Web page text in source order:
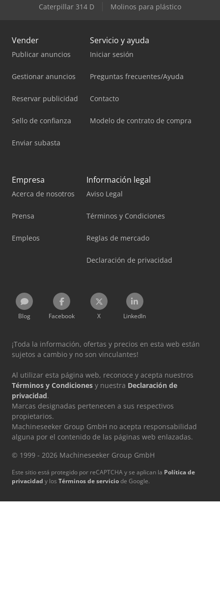
Caterpillar 314 D
Molinos para plástico
Vender
Publicar anuncios
Gestionar anuncios
Reservar publicidad
Sello de confianza
Enviar subasta
Servicio y ayuda
Iniciar sesión
Preguntas frecuentes/Ayuda
Contacto
Modelo de contrato de compra
Empresa
Acerca de nosotros
Prensa
Empleos
Información legal
Aviso Legal
Términos y Condiciones
Reglas de mercado
Declaración de privacidad
Blog Facebook X LinkedIn
¡Toda la información, ofertas y precios en esta web están
sujetos a cambio y no son vinculantes!
Al utilizar esta página web, reconoce y acepta nuestros
Términos y Condiciones y nuestra Declaración de
privacidad.
Marcas designadas pertenecen a sus respectivos
propietarios.
Machineseeker Group GmbH no acepta responsabilidad
alguna por el contenido de las páginas web enlazadas.
© 1999 - 2026 Machineseeker Group GmbH
Este sitio está protegido por reCAPTCHA y se aplican la Política de
privacidad y los Términos de serviciode Google.